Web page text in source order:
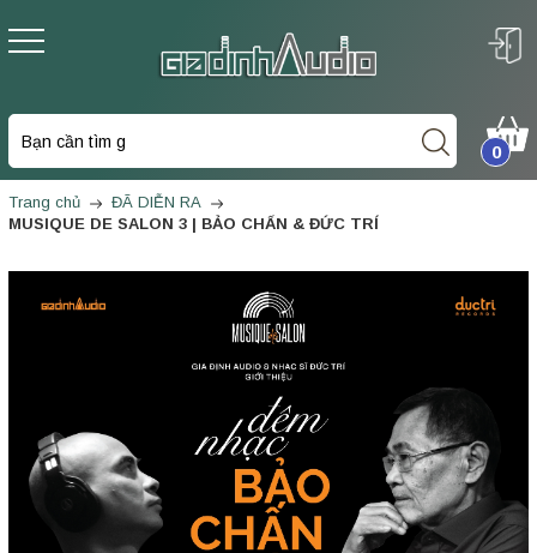
0
Trang chủ
ĐÃ DIỄN RA
MUSIQUE DE SALON 3 | BẢO CHẤN & ĐỨC TRÍ